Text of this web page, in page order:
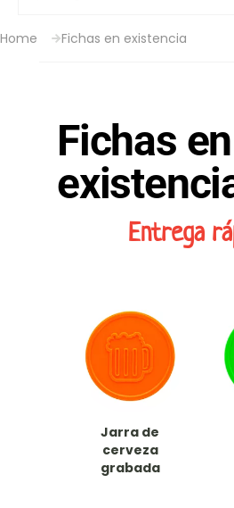
Home Fichas en existencia
Fichas en
Entrega
Jarra de
cerveza
grabada